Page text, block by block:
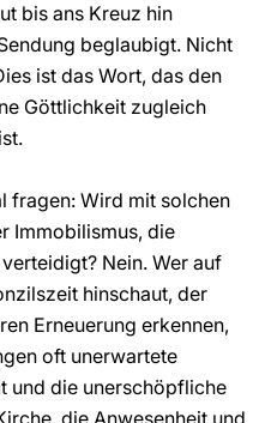
bis ans Kreuz hin
beglaubigt. Nicht
ist das Wort, das den
Göttlichkeit zugleich
fragen: Wird mit solchen
Immobilismus, die
Nein. Wer auf
hinschaut, der
Erneuerung erkennen,
oft unerwartete
und die unerschöpfliche
die Anwesenheit und